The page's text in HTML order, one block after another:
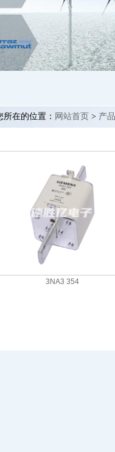
所在的位置： 网站首页 > 产
3NA3 354